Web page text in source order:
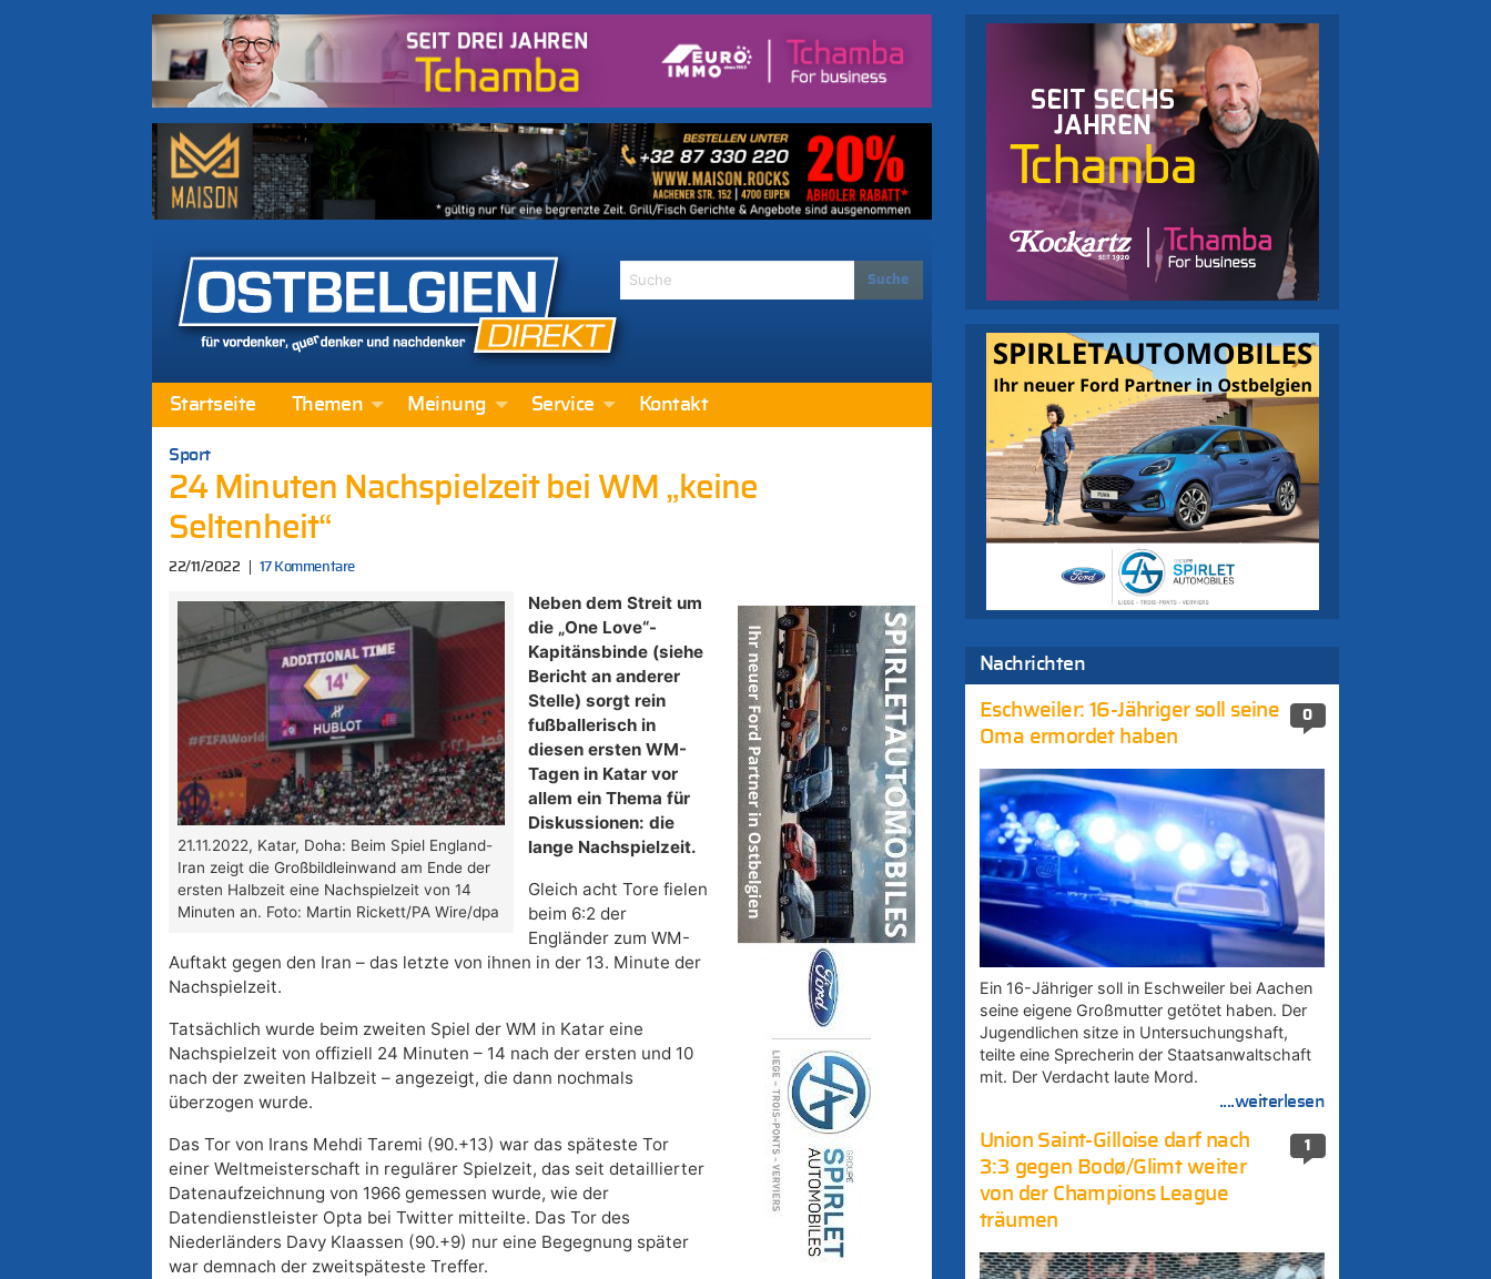
Startseite Themen Meinung Service Kontakt
Sport
24 Minuten Nachspielzeit bei WM „keine
Seltenheit“
22/11/2022 17 Kommentare
21.11.2022, Katar, Doha: Beim Spiel England-
Iran zeigt die Großbildleinwand am Ende der
ersten Halbzeit eine Nachspielzeit von 14
Minuten an. Foto: Martin Rickett/PA Wire/dpa
Neben dem Streit um
die „One Love“-
Kapitänsbinde (siehe
Bericht an anderer
Stelle) sorgt rein
fußballerisch in
diesen ersten WM-
Tagen in Katar vor
allem ein Thema für
Diskussionen: die
lange Nachspielzeit.
Gleich acht Tore fielen
beim 6:2 der
Engländer zum WM-
Auftakt gegen den Iran – das letzte von ihnen in der 13. Minute der
Nachspielzeit.
Tatsächlich wurde beim zweiten Spiel der WM in Katar eine
Nachspielzeit von offiziell 24 Minuten – 14 nach der ersten und 10
nach der zweiten Halbzeit – angezeigt, die dann nochmals
überzogen wurde.
Das Tor von Irans Mehdi Taremi (90.+13) war das späteste Tor
einer Weltmeisterschaft in regulärer Spielzeit, das seit detaillierter
Datenaufzeichnung von 1966 gemessen wurde, wie der
Datendienstleister Opta bei Twitter mitteilte. Das Tor des
Niederländers Davy Klaassen (90.+9) nur eine Begegnung später
war demnach der zweitspäteste Treffer.
Nachrichten
0
Eschweiler: 16-Jähriger soll seine
Oma ermordet haben
Ein 16-Jähriger soll in Eschweiler bei Aachen
seine eigene Großmutter getötet haben. Der
Jugendlichen sitze in Untersuchungshaft,
teilte eine Sprecherin der Staatsanwaltschaft
mit. Der Verdacht laute Mord.
....weiterlesen
1
Union Saint-Gilloise darf nach
3:3 gegen Bodø/Glimt weiter
von der Champions League
träumen